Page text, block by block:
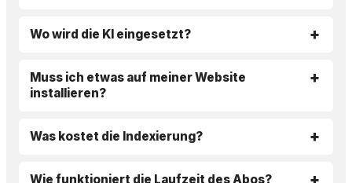
Wo wird die KI eingesetzt?
Muss ich etwas auf meiner Website
installieren?
Was kostet die Indexierung?
Wie funktioniert die Laufzeit des Abos?